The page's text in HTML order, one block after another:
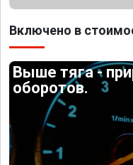
Включено в
Выше тяга -
оборотов.